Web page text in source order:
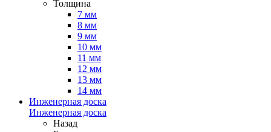
Толщина
7 мм
8 мм
9 мм
10 мм
11 мм
12 мм
13 мм
14 мм
Инженерная доска
Инженерная доска
Назад